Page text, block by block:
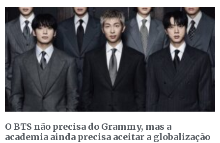
O BTS não precisa do Grammy, mas a
academia ainda precisa aceitar a globalização